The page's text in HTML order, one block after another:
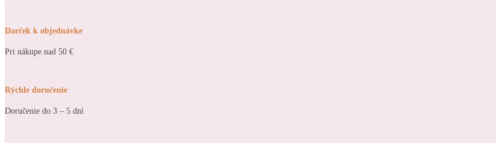
Darček k objednávke
Pri nákupe nad 50 €
Rýchle doručenie
Doručenie do 3 – 5 dní